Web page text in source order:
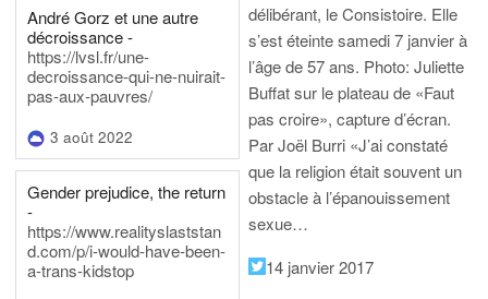
André Gorz et une autre
décroissance -
https://lvsl.fr/une-
decroissance-qui-ne-nuirait-
pas-aux-pauvres/
3 août 2022
Gender prejudice, the return
-
https://www.realityslaststan
d.com/p/i-would-have-been-
a-trans-kidstop
délibérant, le Consistoire. Elle
s’est éteinte samedi 7 janvier à
l’âge de 57 ans. Photo: Juliette
Buffat sur le plateau de «Faut
pas croire», capture d’écran.
Par Joël Burri «J’ai constaté
que la religion était souvent un
obstacle à l’épanouissement
sexue…
14 janvier 2017